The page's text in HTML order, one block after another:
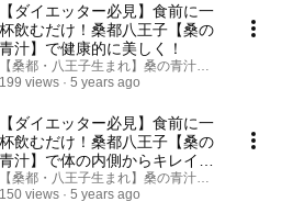
【ダイエッター必見】食前に一
杯飲むだけ！桑都八王子【桑の
青汁】で健康的に美しく！
【桑都・八王子生まれ】桑の青汁・桑茶なら創輝
199 views
5 years ago
【ダイエッター必見】食前に一
杯飲むだけ！桑都八王子【桑の
青汁】で体の内側からキレイ
に！
【桑都・八王子生まれ】桑の青汁・桑茶なら創輝
150 views
5 years ago